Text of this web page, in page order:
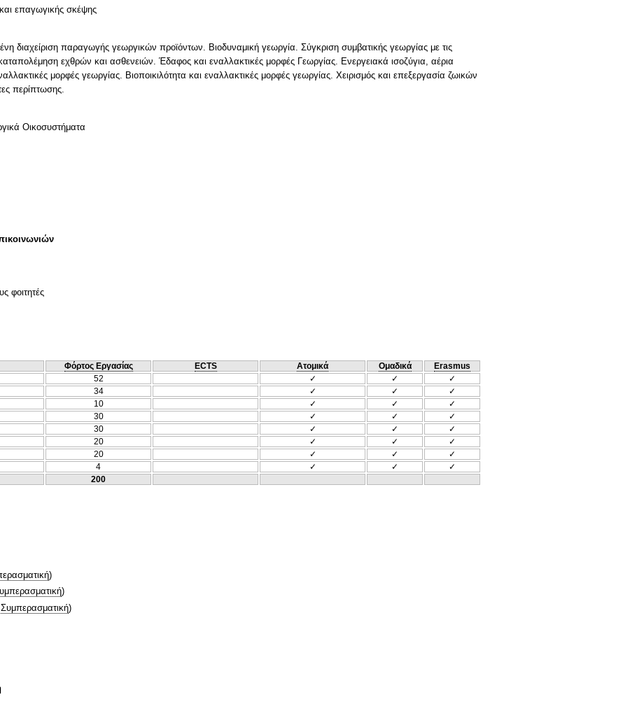
επαγωγικής σκέψης
διαχείριση παραγωγής γεωργικών προϊόντων. Βιοδυναμική γεωργία. Σύγκριση συμβατικής γεωργίας με τις
εχθρών και ασθενειών. Έδαφος και εναλλακτικές μορφές Γεωργίας. Ενεργειακά ισοζύγια, αέρια
μορφές γεωργίας. Βιοποικιλότητα και εναλλακτικές μορφές γεωργίας. Χειρισμός και επεξεργασία ζωικών
περίπτωσης.
Οικοσυστήματα
φοιτητές
Φόρτος Εργασίας ECTS Ατομικά Ομαδικά
Erasmus
52 ✓ ✓
✓
34 ✓ ✓
✓
10 ✓ ✓
✓
30 ✓ ✓
✓
30 ✓ ✓
✓
20 ✓ ✓
✓
20 ✓ ✓
✓
4 ✓ ✓
✓
200
)
)
Συμπερασματική)